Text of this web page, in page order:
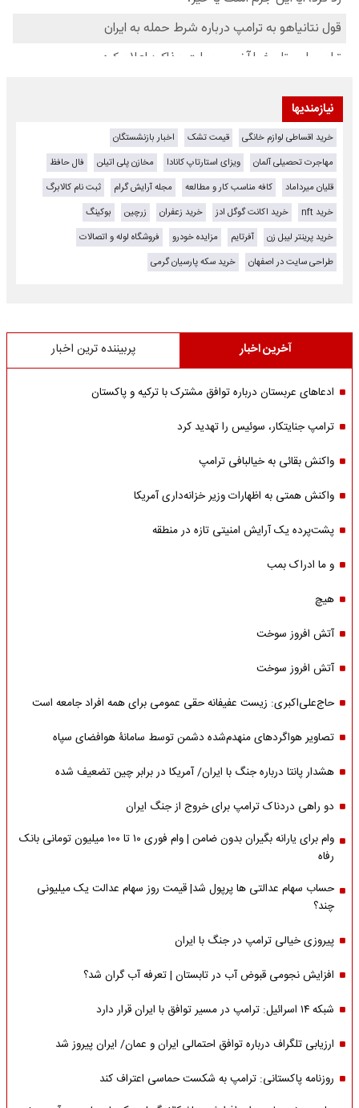
نیازمندیها
خرید اقساطی لوازم خانگی قیمت تشک
اخبار بازنشستگان
مهاجرت تحصیلی آلمان
ویزای استارتاپ کانادا مخازن پلی اتیلن
فال حافظ
قلیان میرداماد
کافه مناسب کار و مطالعه مجله آرایش گرام
ثبت نام کالابرگ
خرید nft
خرید اکانت گوگل ادز خرید زعفران زرچین
بوکینگ
خرید پرینتر لیبل زن
آفرتایم مزایده خودرو
فروشگاه لوله و اتصالات
طراحی سایت در اصفهان
خرید سکه پارسیان گرمی
آخرین اخبار پربیننده ترین اخبار
ادعاهای عربستان درباره توافق مشترک با ترکیه و پاکستان
ترامپ جنایتکار، سوئیس را تهدید کرد
واکنش بقائی به خیالبافی ترامپ
واکنش همتی به اظهارات وزیر خزانه‌داری آمریکا
پشت‌پرده یک آرایش امنیتی تازه در منطقه
و ما ادراک بمب
هیچ
آتش افروز سوخت
آتش افروز سوخت
حاج‌علی‌اکبری: زیست عفیفانه حقی عمومی برای همه افراد جامعه است
تصاویر هواگردهای منهدم‌شده دشمن توسط سامانۀ هوافضای سپاه
هشدار پانتا درباره جنگ با ایران/ آمریکا در برابر چین تضعیف شده
دو راهی دردناک ترامپ برای خروج از جنگ ایران
وام برای یارانه بگیران بدون ضامن | وام فوری ۱۰ تا ۱۰۰ میلیون تومانی بانک
رفاه
حساب سهام عدالتی ها پرپول شد| قیمت روز سهام عدالت یک میلیونی
چند؟
پیروزی خیالی ترامپ در جنگ با ایران
افزایش نجومی قبوض آب در تابستان | تعرفه آب گران شد؟
شبکه ۱۴ اسرائیل: ترامپ در مسیر توافق با ایران قرار دارد
ارزیابی تلگراف درباره توافق احتمالی ایران و عمان/ ایران پیروز شد
روزنامه پاکستانی: ترامپ به شکست حماسی اعتراف کند